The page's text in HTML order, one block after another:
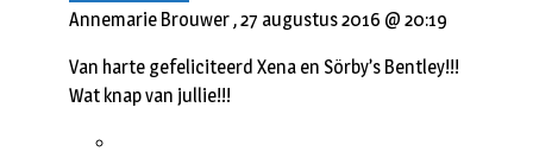
Annemarie Brouwer ,27 augustus 2016 @ 20:19
Van harte gefeliciteerd Xena en Sörby’s Bentley!!!
Wat knap van jullie!!!